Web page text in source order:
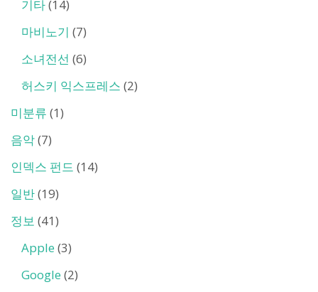
기타(14)
마비노기 (7)
소녀전선 (6)
허스키 익스프레스 (2)
미분류 (1)
음악(7)
인덱스 펀드 (14)
일반(19)
정보 (41)
Apple (3)
Google (2)